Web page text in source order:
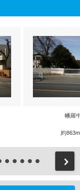
幡羅
約